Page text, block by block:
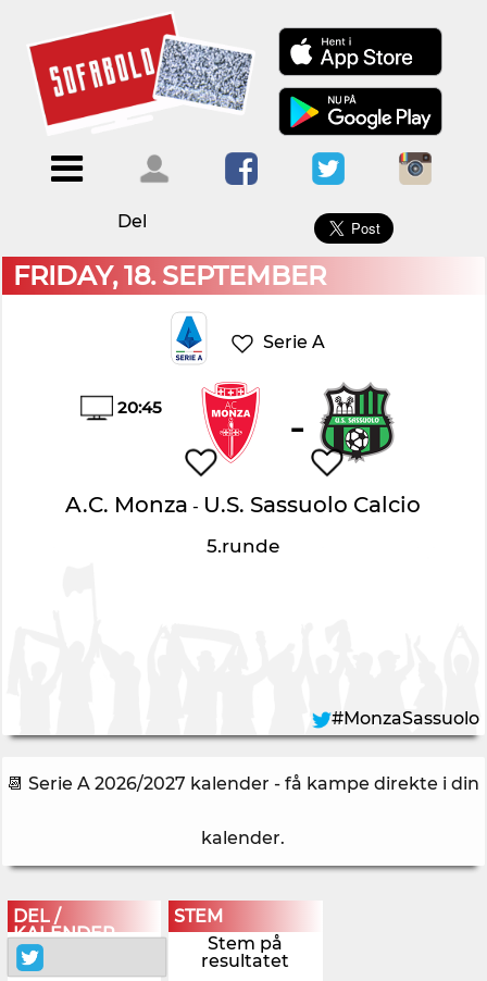
Menu
ForsideKalendere
Blogs
Om
Sofabold
Kontakt
bruger
Log
ind
×
Del
FRIDAY, 18. SEPTEMBER
Serie A
20:45 -
A.C. Monza - U.S. Sassuolo Calcio
5.runde
#MonzaSassuolo
📆 Serie A 2026/2027 kalender - få kampe direkte i din
kalender.
DEL /
KALENDER
STEM
Stem på
resultatet